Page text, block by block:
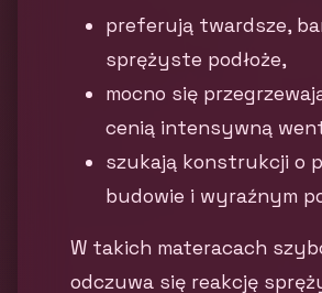
preferują twardsze,
sprężyste podłoże,
mocno się
cenią intensywną
szukają konstrukcji o
budowie i wyraźnym
W takich materacach
odczuwa się reakcję